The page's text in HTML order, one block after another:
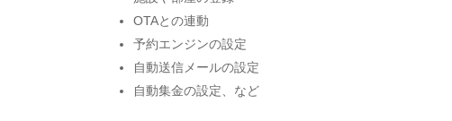
OTAとの連動
予約エンジンの設定
自動送信メールの設定
自動集金の設定、など